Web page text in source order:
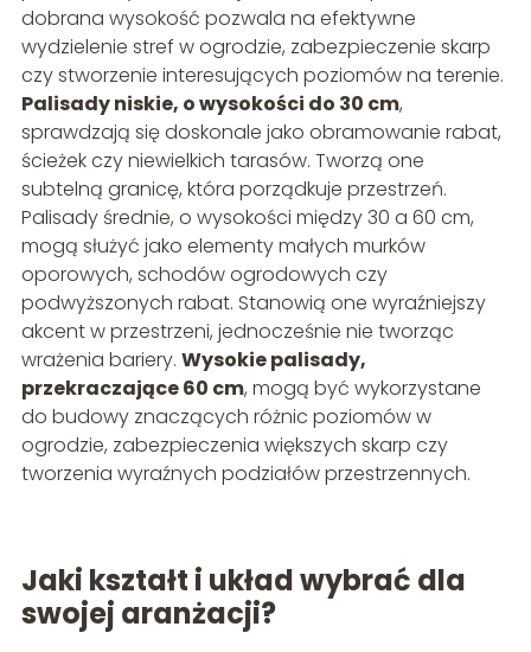
dobrana wysokość pozwala na efektywne
wydzielenie stref w ogrodzie, zabezpieczenie skarp
czy stworzenie interesujących poziomów na terenie.
Palisady niskie, o wysokości do 30 cm,
sprawdzają się doskonale jako obramowanie rabat,
ścieżek czy niewielkich tarasów. Tworzą one
subtelną granicę, która porządkuje przestrzeń.
Palisady średnie, o wysokości między 30 a 60 cm,
mogą służyć jako elementy małych murków
oporowych, schodów ogrodowych czy
podwyższonych rabat. Stanowią one wyraźniejszy
akcent w przestrzeni, jednocześnie nie tworząc
wrażenia bariery. Wysokie palisady,
przekraczające 60 cm, mogą być wykorzystane
do budowy znaczących różnic poziomów w
ogrodzie, zabezpieczenia większych skarp czy
tworzenia wyraźnych podziałów przestrzennych.
Jaki kształt i układ wybrać dla
swojej aranżacji?